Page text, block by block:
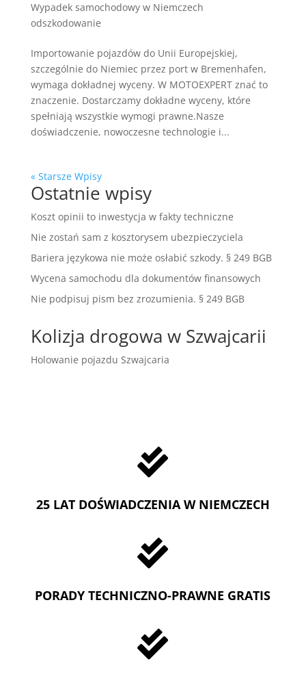
Wypadek samochodowy w Niemczech
odszkodowanie
Importowanie pojazdów do Unii Europejskiej,
szczególnie do Niemiec przez port w Bremenhafen,
wymaga dokładnej wyceny. W MOTOEXPERT znać to
znaczenie. Dostarczamy dokładne wyceny, które
spełniają wszystkie wymogi prawne.Nasze
doświadczenie, nowoczesne technologie i...
« Starsze Wpisy
Ostatnie wpisy
Koszt opinii to inwestycja w fakty techniczne
Nie zostań sam z kosztorysem ubezpieczyciela
Bariera językowa nie może osłabić szkody. § 249 BGB
Wycena samochodu dla dokumentów finansowych
Nie podpisuj pism bez zrozumienia. § 249 BGB
Kolizja drogowa w Szwajcarii
Holowanie pojazdu Szwajcaria

25 LAT DOŚWIADCZENIA W NIEMCZECH

PORADY TECHNICZNO-PRAWNE GRATIS
